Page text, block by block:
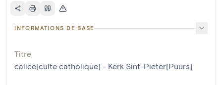
INFORMATIONS DE BASE
Titre
calice[culte catholique] - Kerk Sint-Pieter[Puurs]